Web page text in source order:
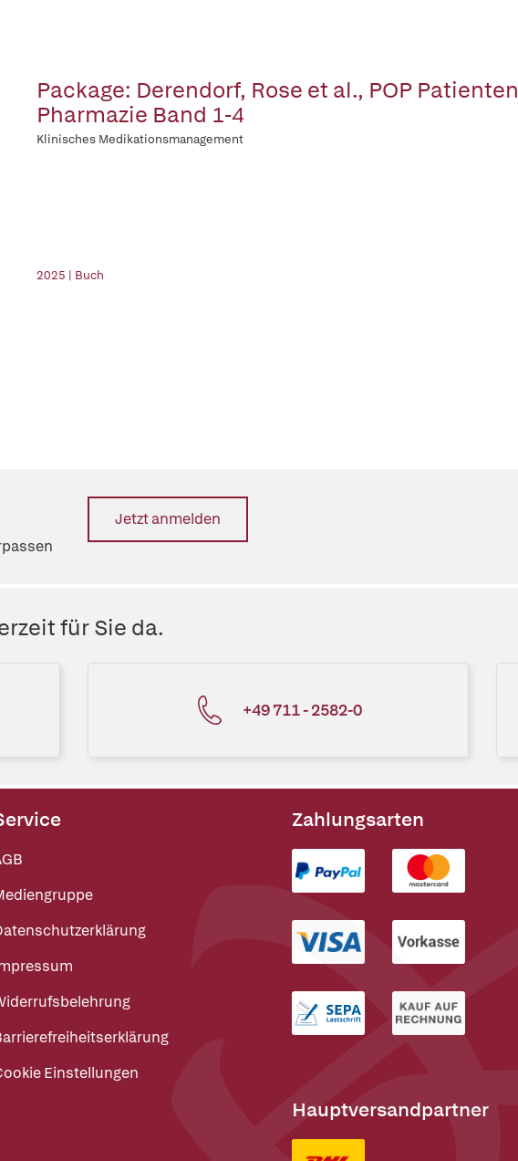
Package: Derendorf, Rose et al., POP
Pharmazie Band 1-4
Klinisches Medikationsmanagement
2025 | Buch
Jetzt anmelden
für Sie da.
+49 711 - 2582-0
Einstellungen
Zahlungsarten
Hauptversandpartner